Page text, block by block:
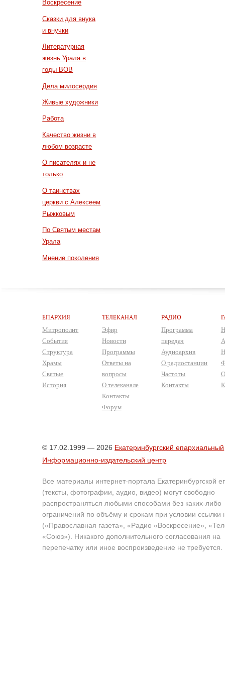
Воскресение
Сказки для внука
и внучки
Литературная
жизнь Урала в
годы ВОВ
Дела милосердия
Живые художники
Работа
Качество жизни в
любом возрасте
О писателях и не
только
О таинствах
церкви с Алексеем
Рыжковым
По Святым местам
Урала
Мнение поколения
ЕПАРХИЯ
Митрополит
События
Структура
Храмы
Святые
История
ТЕЛЕКАНАЛ
Эфир
Новости
Программы
Ответы на
вопросы
О телеканале
Контакты
Форум
РАДИО
Программа
передач
Аудиоархив
О радиостанции
Частоты
Контакты
© 17.02.1999 — 2026 Екатеринбургский епархиальный
Информационно-издательский центр
Все материалы интернет-портала Екатеринбургской
(тексты, фотографии, аудио, видео) могут свободно
распространяться любыми способами без каких-либо
ограничений по объёму и срокам при условии ссылки
(«Православная газета», «Радио «Воскресение»,
«Союз»). Никакого дополнительного согласования на
перепечатку или иное воспроизведение не требуется.